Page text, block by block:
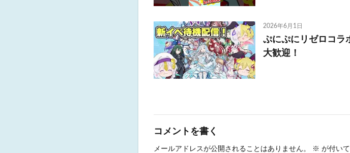
2026年6月1日
ぷにぷにリゼロコラ
大歓迎！
コメントを書く
メールアドレスが公開されることはありません。 ※ が付い